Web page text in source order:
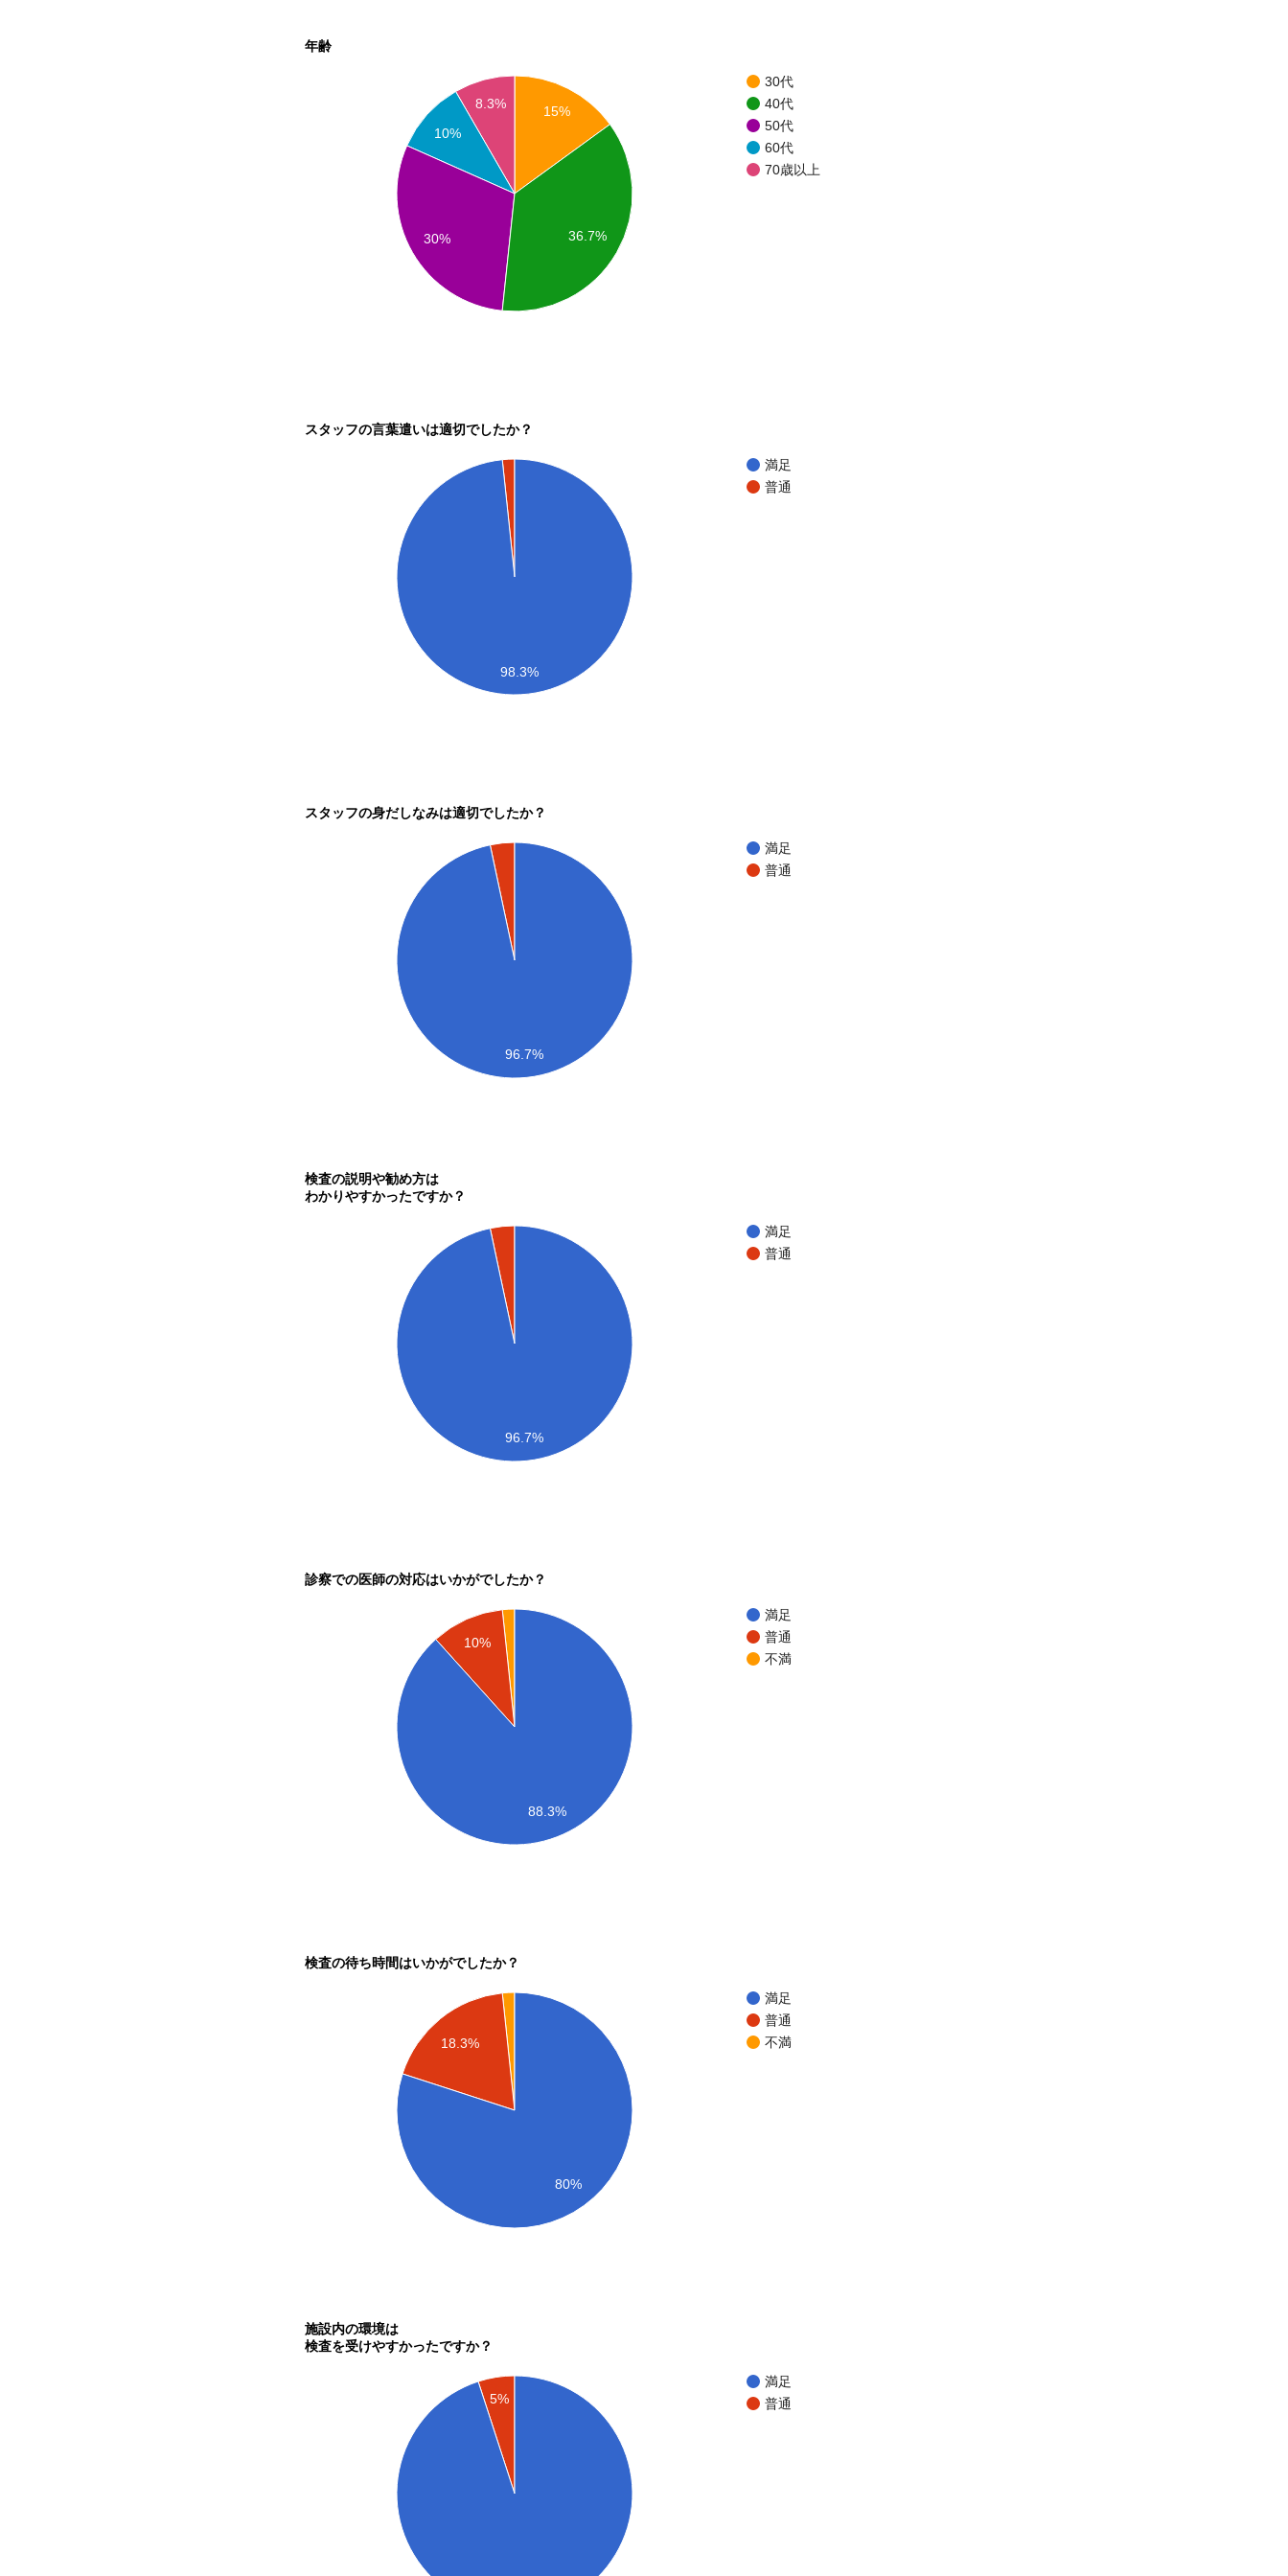
年齢
30代
40代
50代
60代
70歳以上
15%
8.3%
10%
30% 36.7%
スタッフの言葉遣いは適切でしたか？
満足
普通
98.3%
スタッフの身だしなみは適切でしたか？
満足
普通
96.7%
検査の説明や勧め方は
わかりやすかったですか？
満足
普通
96.7%
診察での医師の対応はいかがでしたか？
満足
普通
不満
10%
88.3%
検査の待ち時間はいかがでしたか？
満足
普通
不満
18.3%
80%
施設内の環境は
検査を受けやすかったですか？
満足
普通
5%